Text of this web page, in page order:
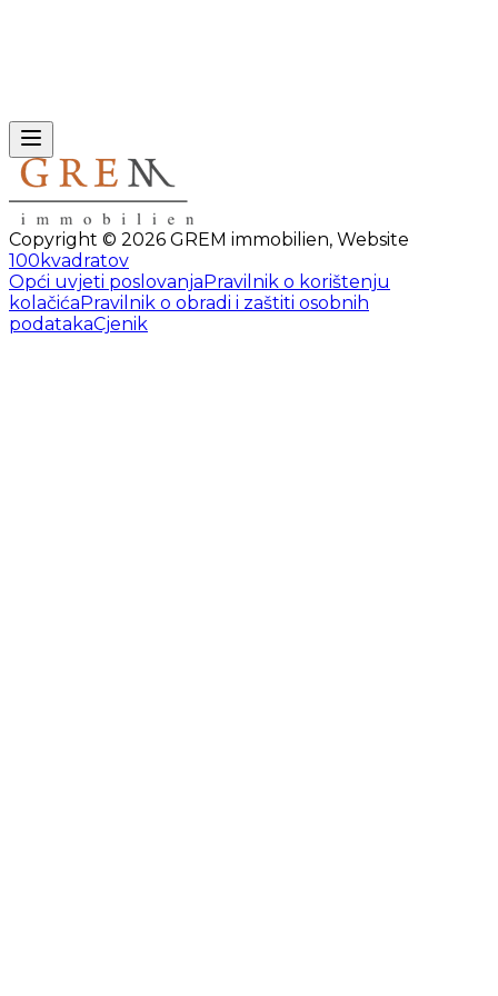
Copyright © 2026 GREM immobilien, Website
100kvadratov
Opći uvjeti poslovanjaPravilnik o korištenju
kolačićaPravilnik o obradi i zaštiti osobnih
podatakaCjenik